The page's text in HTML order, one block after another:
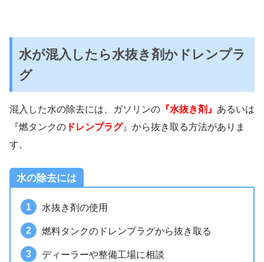
水が混入したら水抜き剤かドレンプラ
グ
混入した水の除去には、ガソリンの 『水抜き剤』 あるいは
『燃タンクの ドレンプラグ』から抜き取る方法がありま
す。
水の除去には
水抜き剤の使用
燃料タンクのドレンプラグから抜き取る
ディーラーや整備工場に相談